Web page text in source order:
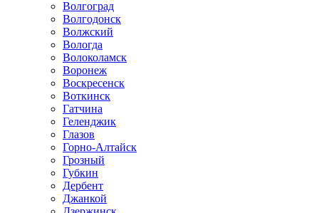
Волгоград
Волгодонск
Волжский
Вологда
Волоколамск
Воронеж
Воскресенск
Воткинск
Гатчина
Геленджик
Глазов
Горно-Алтайск
Грозный
Губкин
Дербент
Джанкой